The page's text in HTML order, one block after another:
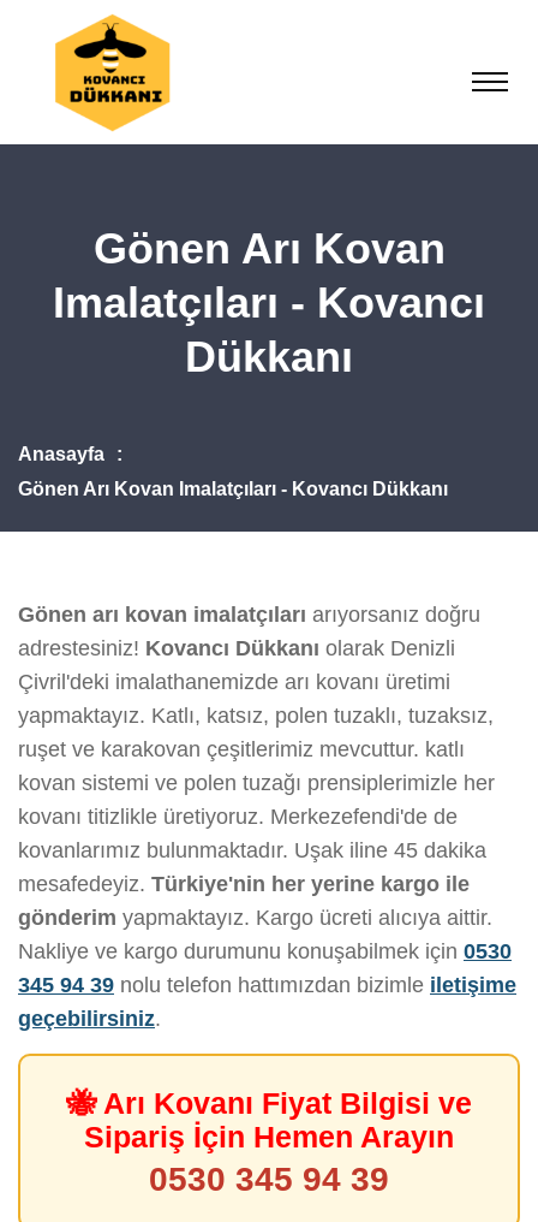
Gönen Arı Kovan
Imalatçıları - Kovancı
Dükkanı
Anasayfa
Gönen Arı Kovan Imalatçıları - Kovancı Dükkanı
Gönen arı kovan imalatçıları arıyorsanız doğru
adrestesiniz! Kovancı Dükkanı olarak Denizli
Çivril'deki imalathanemizde arı kovanı üretimi
yapmaktayız. Katlı, katsız, polen tuzaklı, tuzaksız,
ruşet ve karakovan çeşitlerimiz mevcuttur. katlı
kovan sistemi ve polen tuzağı prensiplerimizle her
kovanı titizlikle üretiyoruz. Merkezefendi'de de
kovanlarımız bulunmaktadır. Uşak iline 45 dakika
mesafedeyiz. Türkiye'nin her yerine kargo ile
gönderim yapmaktayız. Kargo ücreti alıcıya aittir.
Nakliye ve kargo durumunu konuşabilmek için 0530
345 94 39 nolu telefon hattımızdan bizimle iletişime
geçebilirsiniz.
🐝 Arı Kovanı Fiyat Bilgisi ve
Sipariş İçin Hemen Arayın
0530 345 94 39